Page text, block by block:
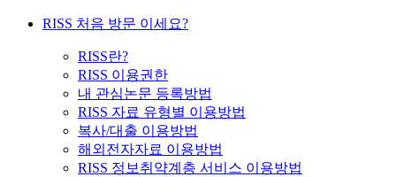
RISS 처음 방문 이세요?
RISS란?
RISS 이용권한
내 관심논문 등록방법
RISS 자료 유형별 이용방법
복사/대출 이용방법
해외전자자료 이용방법
RISS 정보취약계층 서비스 이용방법